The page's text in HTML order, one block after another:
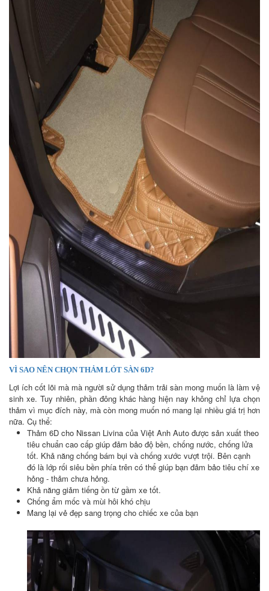
VÌ SAO NÊN CHỌN THẢM LÓT SÀN 6D?
Lợi ích cốt lõi mà mà người sử dụng thảm trải sàn mong muốn là làm vệ
sinh xe. Tuy nhiên, phần đông khác hàng hiện nay không chỉ lựa chọn
thảm vì mục đích này, mà còn mong muốn nó mang lại nhiều giá trị hơn
nữa. Cụ thể:
Thảm 6D cho Nissan Livina của Việt Anh Auto được sản xuất theo
tiêu chuẩn cao cấp giúp đảm bảo độ bền, chống nước, chống lửa
tốt. Khả năng chống bám bụi và chống xước vượt trội. Bên cạnh
đó là lớp rối siêu bền phía trên có thể giúp bạn đảm bảo tiêu chí xe
hỏng - thảm chưa hỏng.
Khả năng giảm tiếng ồn từ gầm xe tốt.
Chống ẩm mốc và mùi hôi khó chịu
Mang lại vẻ đẹp sang trọng cho chiếc xe của bạn